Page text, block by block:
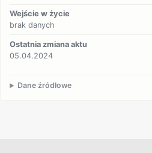
Wejście w życie
brak danych
Ostatnia zmiana aktu
05.04.2024
Dane źródłowe